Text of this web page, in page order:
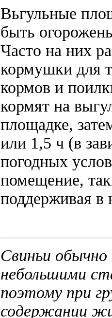
Вьгульные
быть
Часто на них
кормушки для
кормов и
кормят на
площадке,
или 1,5 ч (в
погодных
помещение,
поддерживая в
Свиньи
небольшими
поэтому при
содержании